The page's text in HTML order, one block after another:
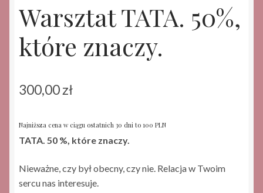
Warsztat TATA. 50%,
które znaczy.
300,00zł
Najniższa cena w ciągu ostatnich 30 dni to 100 PLN
TATA. 50 %, które znaczy.
Nieważne, czy był obecny, czy nie. Relacja w Twoim
sercu nas interesuje.